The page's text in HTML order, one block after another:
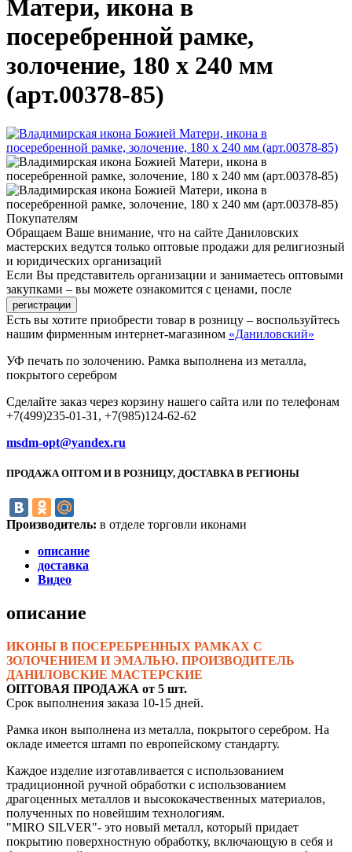
Матери, икона в
посеребренной рамке,
золочение, 180 х 240 мм
(арт.00378-85)
Покупателям
Обращаем Ваше внимание, что на сайте Даниловских
мастерских ведутся только оптовые продажи для религиозный
и юридических организаций
Если Вы представитель организации и занимаетесь оптовыми
закупками – вы можете ознакомится с ценами, после
Есть вы хотите приобрести товар в розницу – воспользуйтесь
нашим фирменным интернет-магазином «Даниловский»
УФ печать по золочению. Рамка выполнена из металла,
покрытого серебром
Сделайте заказ через корзину нашего сайта или по телефонам
+7(499)235-01-31, +7(985)124-62-62
msdm-opt@yandex.ru
ПРОДАЖА ОПТОМ И В РОЗНИЦУ, ДОСТАВКА В РЕГИОНЫ
Производитель: в отделе торговли иконами
описание
доставка
Видео
описание
ИКОНЫ В ПОСЕРЕБРЕННЫХ РАМКАХ С
ЗОЛОЧЕНИЕМ И ЭМАЛЬЮ. ПРОИЗВОДИТЕЛЬ
ДАНИЛОВСКИЕ МАСТЕРСКИЕ
ОПТОВАЯ ПРОДАЖА от 5 шт.
Срок выполнения заказа 10-15 дней.
Рамка икон выполнена из металла, покрытого серебром. На
окладе имеется штамп по европейскому стандарту.
Каждое изделие изготавливается с использованием
традиционной ручной обработки с использованием
драгоценных металлов и высококачественных материалов,
полученных по новейшим технологиям.
"MIRO SILVER"- это новый металл, который придает
покрытию поверхностную обработку, включающую в себя и